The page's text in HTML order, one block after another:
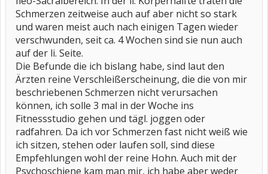
Schmerzen zeitweise auch auf aber nicht so stark
und waren meist auch nach einigen Tagen wieder
verschwunden, seit ca. 4 Wochen sind sie nun auch
auf der li. Seite.
Die Befunde die ich bislang habe, sind laut den
Ärzten reine Verschleißerscheinung, die die von mir
beschriebenen Schmerzen nicht verursachen
können, ich solle 3 mal in der Woche ins
Fitnessstudio gehen und tägl. joggen oder
radfahren. Da ich vor Schmerzen fast nicht weiß wie
ich sitzen, stehen oder laufen soll, sind diese
Empfehlungen wohl der reine Hohn. Auch mit der
Psychoschiene kam man mir, ich habe aber weder